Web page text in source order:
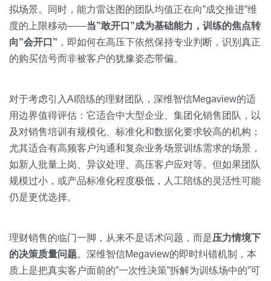
拟场景。同时，能力雷达图的团队均值正在向”成交推进”维
度的上限移动——当”敢开口”成为基础能力，训练的焦点转
向”会开口” ，即如何在高压下依然保持专业判断，识别真正
的购买信号而非被客户的犹豫姿态带偏。
对于考虑引入AI陪练的理财团队，深维智信Megaview的适
用边界值得评估：它适合中大型企业、集团化销售团队，以
及对销售培训有规模化、标准化和数据化要求较高的机构；
尤其适合有高频客户沟通和复杂业务场景训练需求的场景，
如新人批量上岗、异议处理、高压客户应对等。但如果团队
规模过小，或产品标准化程度极低，人工陪练的灵活性可能
仍是更优选择。
理财销售的临门一脚，从来不是话术问题，而是压力情境下
的决策质量问题。深维智信Megaview的即时纠错机制，本
质上是把真实客户面前的”一次性决策”拆解为训练场中的”可